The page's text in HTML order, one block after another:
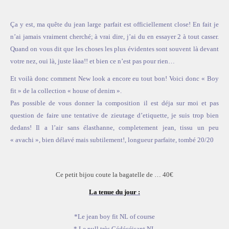
VOYAGES
LOOKBOOK
RECHERCHE
ARCHIVES
Ça y est, ma quête du jean large parfait est officiellement close! En fait je
n’ai jamais vraiment cherché; à vrai dire, j’ai du en essayer 2 à tout casser.
Quand on vous dit que les choses les plus évidentes sont souvent là devant
votre nez, oui là, juste làaa!! et bien ce n’est pas pour rien…
Et voilà donc comment New look a encore eu tout bon! Voici donc « Boy
fit » de la collection « house of denim ».
Pas possible de vous donner la composition il est déja sur moi et pas
question de faire une tentative de zieutage d’etiquette, je suis trop bien
dedans! Il a l’air sans élasthanne, completement jean, tissu un peu
« avachi », bien délavé mais subtilement!, longueur parfaite, tombé 20/20
Ce petit bijou coute la bagatelle de … 40€
La tenue du jour :
*Le jean boy fit NL of course